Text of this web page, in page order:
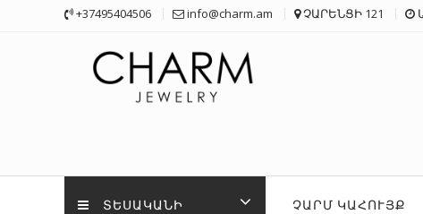
+37495404506 info@charm.am ՉԱՐԵՆՑԻ 121
ՏԵՍԱԿԱՆԻ ՉԱՐՄ ԿԱՀՈՒՅՔ